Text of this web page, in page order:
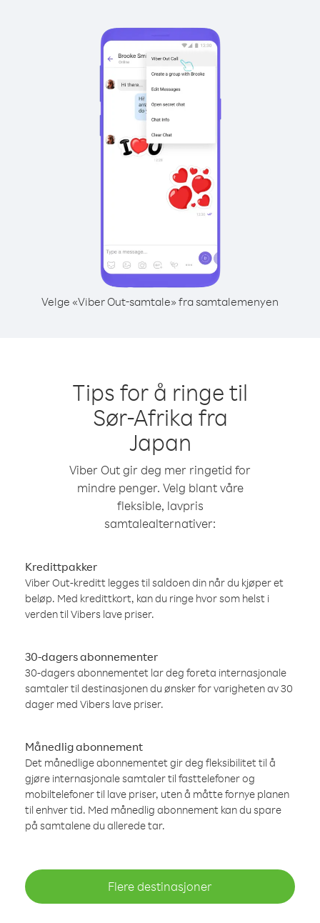
Velge «Viber Out-samtale» fra samtalemenyen
Tips for å ringe til
Sør-Afrika fra
Japan
Viber Out gir deg mer ringetid for
mindre penger. Velg blant våre
fleksible, lavpris
samtalealternativer:
Kredittpakker
Viber Out-kreditt legges til saldoen din når du kjøper et
beløp. Med kredittkort, kan du ringe hvor som helst i
verden til Vibers lave priser.
30-dagers abonnementer
30-dagers abonnementet lar deg foreta internasjonale
samtaler til destinasjonen du ønsker for varigheten av 30
dager med Vibers lave priser.
Månedlig abonnement
Det månedlige abonnementet gir deg fleksibilitet til å
gjøre internasjonale samtaler til fasttelefoner og
mobiltelefoner til lave priser, uten å måtte fornye planen
til enhver tid. Med månedlig abonnement kan du spare
på samtalene du allerede tar.
Flere destinasjoner